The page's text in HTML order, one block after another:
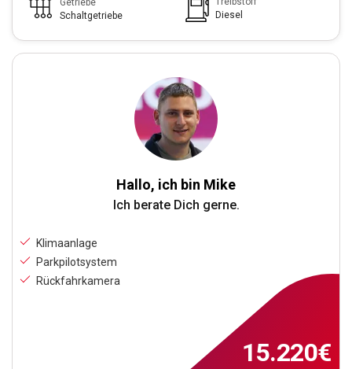
Hallo, ich bin Mike
Ich berate Dich gerne.
Klimaanlage
Parkpilotsystem
Rückfahrkamera
15.220€
Getriebe
Schaltgetriebe
Diesel